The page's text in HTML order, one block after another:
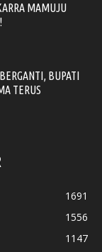
MAMUJU
BUPATI
TERUS
1691
1556
1147